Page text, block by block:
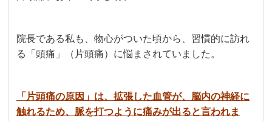
院長である私も、物心がついた頃から、習慣的に訪れ
る「頭痛」（片頭痛）に悩まされていました。
「片頭痛の原因」は、拡張した血管が、脳内の神経に
触れるため、脈を打つように痛みが出ると言われま